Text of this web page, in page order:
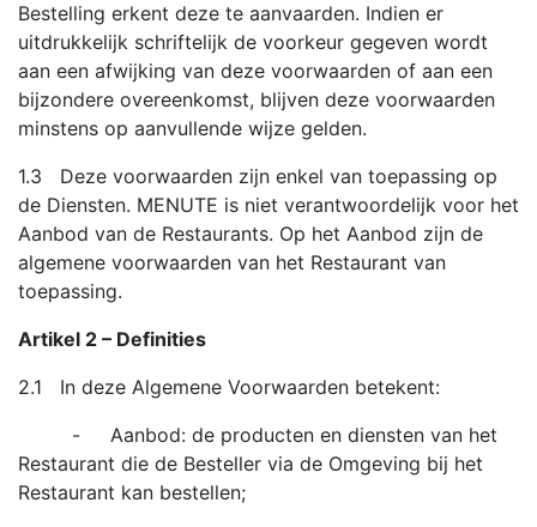
Bestelling erkent deze te aanvaarden. Indien er
uitdrukkelijk schriftelijk de voorkeur gegeven wordt
aan een afwijking van deze voorwaarden of aan een
bijzondere overeenkomst, blijven deze voorwaarden
minstens op aanvullende wijze gelden.
1.3 Deze voorwaarden zijn enkel van toepassing op
de Diensten. MENUTE is niet verantwoordelijk voor het
Aanbod van de Restaurants. Op het Aanbod zijn de
algemene voorwaarden van het Restaurant van
toepassing.
Artikel 2 – Definities
2.1 In deze Algemene Voorwaarden betekent:
- Aanbod: de producten en diensten van het
Restaurant die de Besteller via de Omgeving bij het
Restaurant kan bestellen;